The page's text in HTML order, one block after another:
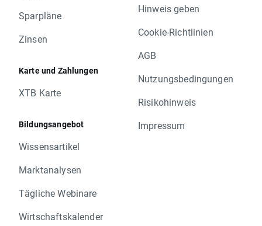
Sparpläne
Zinsen
Karte und Zahlungen
XTB Karte
Bildungsangebot
Wissensartikel
Marktanalysen
Tägliche Webinare
Wirtschaftskalender
Hinweis geben
Cookie-Richtlinien
AGB
Nutzungsbedingungen
Risikohinweis
Impressum